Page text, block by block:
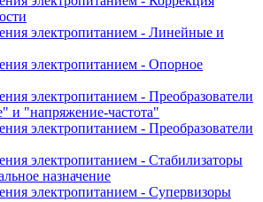
электропитанием - Линейные и
электропитанием - Опорное
электропитанием - Преобразователи
и "напряжение-частота"
электропитанием - Преобразователи
электропитанием - Стабилизаторы
назначение
электропитанием - Супервизоры